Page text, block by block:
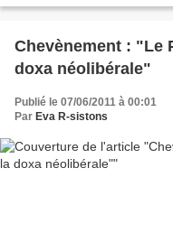
défaut de le changer ! Un blog
Chevènement : "Le
doxa néolibérale"
Publié le 07/06/2011 à 00:01
Par Eva R-sistons